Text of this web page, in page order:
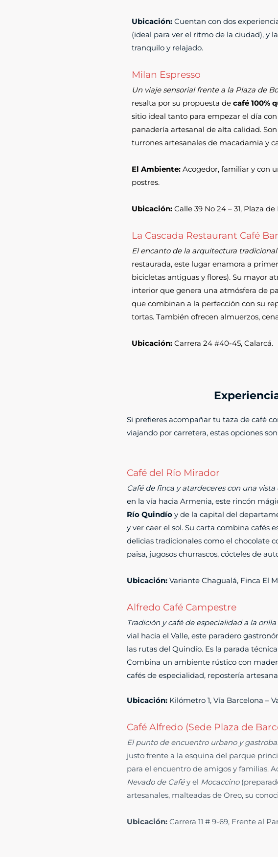
Ubicación: Cuentan con dos
(ideal para ver el ritmo de la ciudad), y la
tranquilo y relajado.
Milan Espresso
Un viaje sensorial frente a la Plaza de
resalta por su propuesta de café 100%
sitio ideal tanto para empezar el día
panadería artesanal de alta calidad.
turrones artesanales de macadamia y
El Ambiente: Acogedor, familiar y con
postres.
Ubicación: Calle 39 No 24 – 31, Plaza
La Cascada Restaurant Café Bar
El encanto de la arquitectura
restaurada, este lugar enamora a
bicicletas antiguas y flores). Su mayor
interior que genera una atmósfera de
que combinan a la perfección con su
tortas. También ofrecen almuerzos,
Ubicación: Carrera 24 #40-45, Calarcá.
Si prefieres acompañar tu taza de café
viajando por carretera, estas opciones
Café del Río Mirador
Café de finca y atardeceres con una vista
en la vía hacia Armenia, este rincón
Río Quindío y de la capital del
y ver caer el sol. Su carta combina cafés
delicias tradicionales como el chocolate
paisa, jugosos churrascos, cócteles de
Ubicación: Variante Chagualá, Finca El
Alfredo Café Campestre
Tradición y café de especialidad a la
vial hacia el Valle, este paradero
las rutas del Quindío. Es la parada
Combina un ambiente rústico con
cafés de especialidad, repostería
Ubicación: Kilómetro 1, Vía Barcelona –
Café Alfredo (Sede Plaza de
El punto de encuentro urbano y
justo frente a la esquina del parque
para el encuentro de amigos y familias.
Nevado de Caféy el Mocaccino
artesanales, malteadas de Oreo, su
Ubicación: Carrera 11 # 9-69, Frente al